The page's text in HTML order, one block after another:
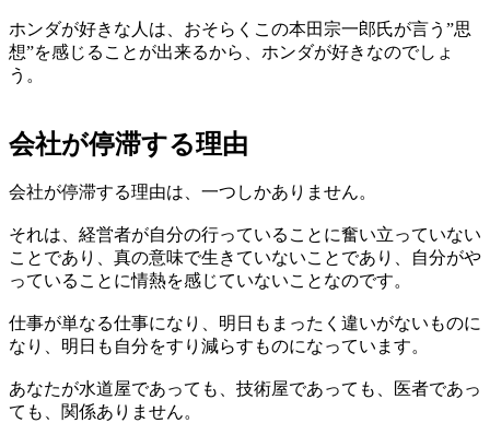
ホンダが好きな人は、おそらくこの本田宗一郎氏が言う”思
想”を感じることが出来るから、ホンダが好きなのでしょ
う。
会社が停滞する理由
会社が停滞する理由は、一つしかありません。
それは、経営者が自分の行っていることに奮い立っていない
ことであり、真の意味で生きていないことであり、自分がや
っていることに情熱を感じていないことなのです。
仕事が単なる仕事になり、明日もまったく違いがないものに
なり、明日も自分をすり減らすものになっています。
あなたが水道屋であっても、技術屋であっても、医者であっ
ても、関係ありません。